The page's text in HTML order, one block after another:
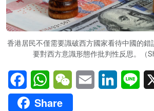
香港居民不僅需要識破西方國家看待中國的錯
要對西方意識形態作批判性反思。（
FacebookWhatsAppWeChatEmail LinkedIn
Share